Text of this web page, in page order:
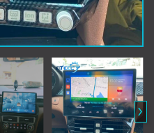
›